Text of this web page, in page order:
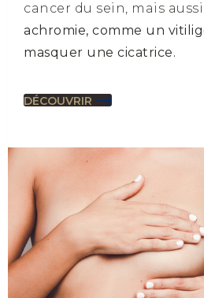
cancer du sein, mais aussi
achromie, comme un
masquer une cicatrice.
DÉCOUVRIR